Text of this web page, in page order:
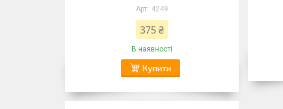
4249
375 ₴
В наявності
Купити